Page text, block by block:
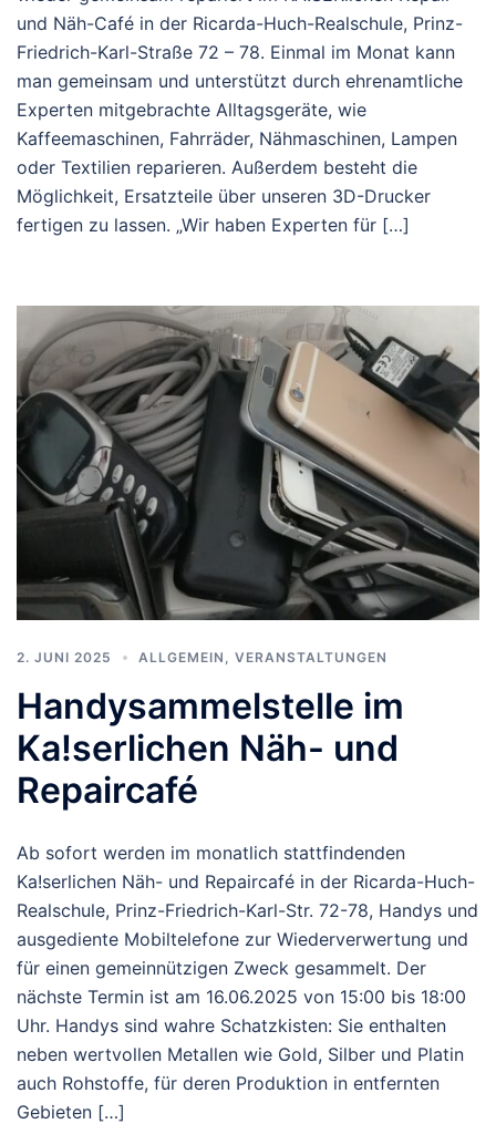
und Näh-Café in der Ricarda-Huch-Realschule, Prinz-
Friedrich-Karl-Straße 72 – 78. Einmal im Monat kann
man gemeinsam und unterstützt durch ehrenamtliche
Experten mitgebrachte Alltagsgeräte, wie
Kaffeemaschinen, Fahrräder, Nähmaschinen, Lampen
oder Textilien reparieren. Außerdem besteht die
Möglichkeit, Ersatzteile über unseren 3D-Drucker
fertigen zu lassen. „Wir haben Experten für […]
2. JUNI 2025 ALLGEMEIN VERANSTALTUNGEN
Handysammelstelle im
Ka!serlichen Näh- und
Repaircafé
Ab sofort werden im monatlich stattfindenden
Ka!serlichen Näh- und Repaircafé in der Ricarda-Huch-
Realschule, Prinz-Friedrich-Karl-Str. 72-78, Handys und
ausgediente Mobiltelefone zur Wiederverwertung und
für einen gemeinnützigen Zweck gesammelt. Der
nächste Termin ist am 16.06.2025 von 15:00 bis 18:00
Uhr. Handys sind wahre Schatzkisten: Sie enthalten
neben wertvollen Metallen wie Gold, Silber und Platin
auch Rohstoffe, für deren Produktion in entfernten
Gebieten […]